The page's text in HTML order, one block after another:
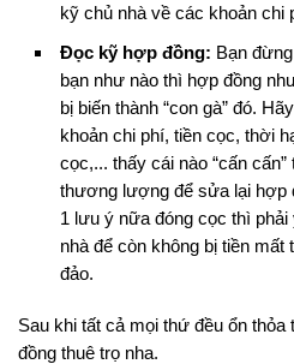
kỹ chủ nhà về các khoản chi
Đọc kỹ hợp đồng: Bạn
bạn như nào thì hợp đồng
bị biến thành “con gà” đó.
khoản chi phí, tiền cọc, thời
cọc,... thấy cái nào “cấn
thương lượng để sửa lại hợp
1 lưu ý nữa đóng cọc thì
nhà để còn không bị tiền mất
đảo.
Sau khi tất cả mọi thứ đều ổn
đồng thuê trọ nha.